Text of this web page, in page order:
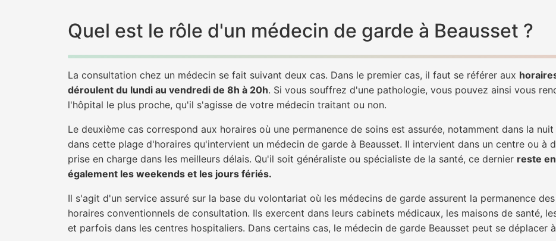
Quel est le rôle d'un médecin de garde à Beausset ?
La consultation chez un médecin se fait suivant deux cas. Dans le premier cas, il faut se référer aux
déroulent du lundi au vendredi de 8h à 20h. Si vous souffrez d'une pathologie, vous pouvez ainsi vous
l'hôpital le plus proche, qu'il s'agisse de votre médecin traitant ou non.
Le deuxième cas correspond aux horaires où une permanence de soins est assurée, notamment dans la
dans cette plage d'horaires qu'intervient un médecin de garde à Beausset. Il intervient dans un centre ou à
prise en charge dans les meilleurs délais. Qu'il soit généraliste ou spécialiste de la santé, ce dernier reste
également les weekends et les jours fériés.
Il s'agit d'un service assuré sur la base du volontariat où les médecins de garde assurent la permanence
horaires conventionnels de consultation. Ils exercent dans leurs cabinets médicaux, les maisons de santé,
et parfois dans les centres hospitaliers. Dans certains cas, le médecin de garde Beausset peut se déplacer